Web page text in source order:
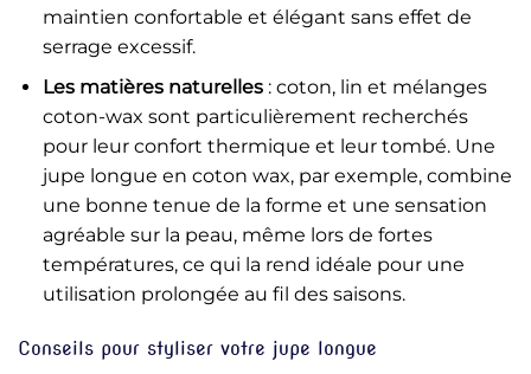
maintien confortable et élégant sans effet de
serrage excessif.
Les matières naturelles: coton, lin et mélanges
coton-wax sont particulièrement recherchés
pour leur confort thermique et leur tombé. Une
jupe longue en coton wax, par exemple, combine
une bonne tenue de la forme et une sensation
agréable sur la peau, même lors de fortes
températures, ce qui la rend idéale pour une
utilisation prolongée au fil des saisons.
Conseils pour styliser votre jupe longue